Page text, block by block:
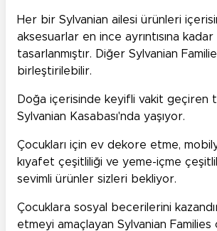
Her bir Sylvanian ailesi ürünleri
aksesuarlar en ince ayrıntısına
tasarlanmıştır. Diğer Sylvanian
birleştirilebilir.
Doğa içerisinde keyifli vakit geçiren
Sylvanian Kasabası'nda yaşıyor.
Çocukları için ev dekore etme,
kıyafet çeşitliliği ve yeme-içme
sevimli ürünler sizleri bekliyor.
Çocuklara sosyal becerilerini
etmeyi amaçlayan Sylvanian Families